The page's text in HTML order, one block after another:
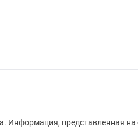
Информация, представленная